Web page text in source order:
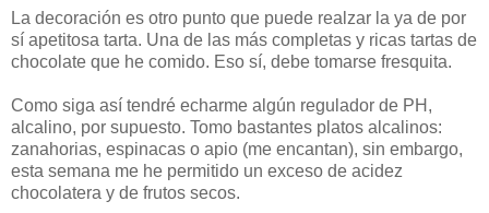
La decoración es otro punto que puede realzar la ya de por
sí apetitosa tarta. Una de las más completas y ricas tartas de
chocolate que he comido. Eso sí, debe tomarse fresquita.
Como siga así tendré echarme algún regulador de PH,
alcalino, por supuesto. Tomo bastantes platos alcalinos:
zanahorias, espinacas o apio (me encantan), sin embargo,
esta semana me he permitido un exceso de acidez
chocolatera y de frutos secos.